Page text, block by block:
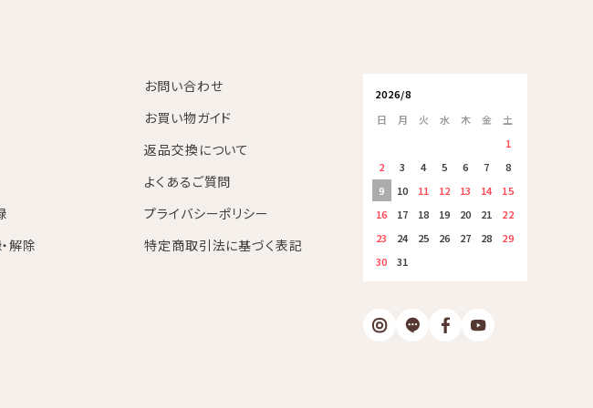
解除
お問い合わせ
お買い物ガイド
返品交換について
よくあるご質問
プライバシーポリシー
特定商取引法に基づく表記
2026/8
日
月 火 水 木 金
土
1
2
3 4 5 6 7
8
9
10 11 12 13 14
15
16
17 18 19 20 21
22
23
24 25 26 27 28
29
30
31